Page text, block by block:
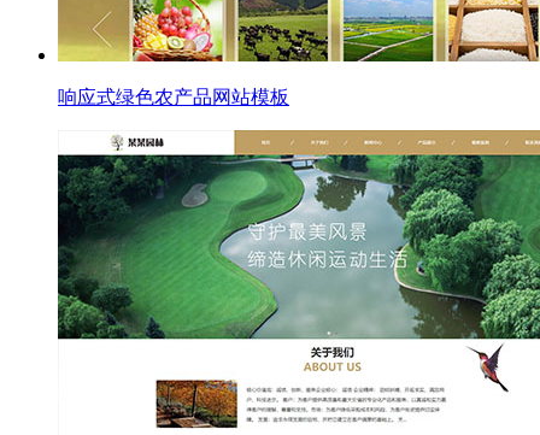
响应式绿色农产品网站模板